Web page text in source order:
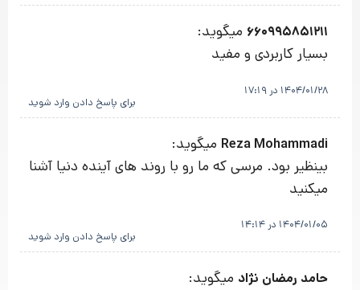
660995851211 میگوید:
بسیار کاربردی و مفید
1404/01/28 در 17:19
برای پاسخ دادن وارد شوید
Reza Mohammadi میگوید:
بینظیر بود. مرسی که ما رو با روند های آینده دنیا آشنا
میکنید
1404/01/05 در 14:14
برای پاسخ دادن وارد شوید
حامد رمضان نژاد میگوید: